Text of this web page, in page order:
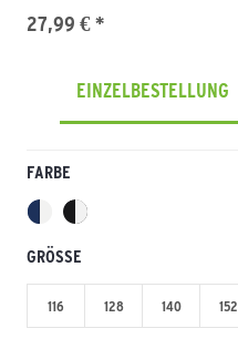
27,99 € *
EINZELBESTELLUNG
FARBE
GRÖSSE
116 128 140 152